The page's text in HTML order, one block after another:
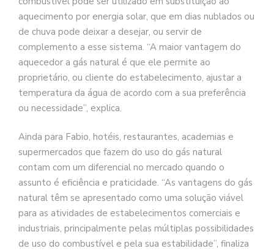
aquecimento por energia solar, que em dias nublados ou
de chuva pode deixar a desejar, ou servir de
complemento a esse sistema. “A maior vantagem do
aquecedor a gás natural é que ele permite ao
proprietário, ou cliente do estabelecimento, ajustar a
temperatura da água de acordo com a sua preferência
ou necessidade”, explica.
Ainda para Fabio, hotéis, restaurantes, academias e
supermercados que fazem do uso do gás natural
contam com um diferencial no mercado quando o
assunto é eficiência e praticidade. “As vantagens do gás
natural têm se apresentado como uma solução viável
para as atividades de estabelecimentos comerciais e
industriais, principalmente pelas múltiplas possibilidades
de uso do combustível e pela sua estabilidade”, finaliza